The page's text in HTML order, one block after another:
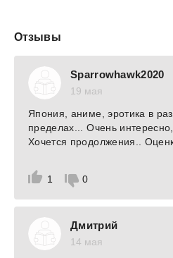
Отзывы
Sparrowhawk2020
19 мая
1 0
Япония, аниме, эротика в
пределах... Очень интересно,
Хочется продолжения..
Дмитрий
14 мая